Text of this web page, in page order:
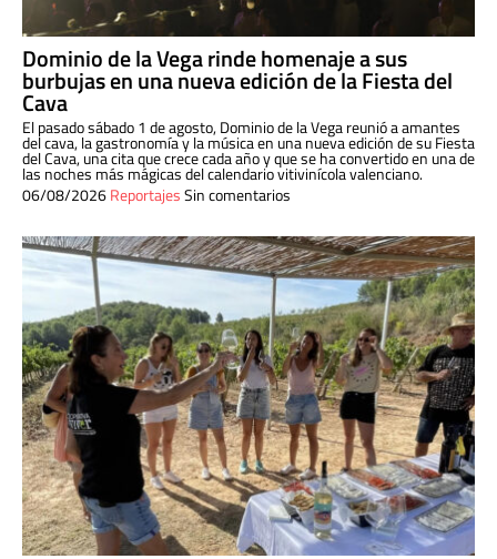
Dominio de la Vega rinde homenaje a sus
burbujas en una nueva edición de la Fiesta del
Cava
El pasado sábado 1 de agosto, Dominio de la Vega reunió a amantes
del cava, la gastronomía y la música en una nueva edición de su Fiesta
del Cava, una cita que crece cada año y que se ha convertido en una de
las noches más mágicas del calendario vitivinícola valenciano.
06/08/2026ReportajesSin comentarios